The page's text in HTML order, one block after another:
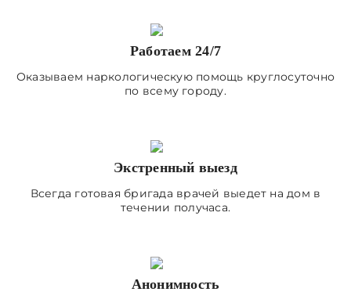
Работаем 24/7
Оказываем наркологическую помощь круглосуточно
по всему городу.
Экстренный выезд
Всегда готовая бригада врачей выедет на дом в
течении получаса.
Анонимность